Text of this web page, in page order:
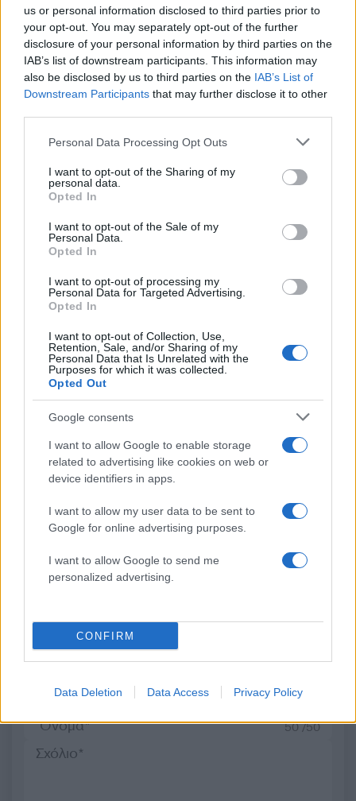
us or personal information disclosed to third parties prior to
your opt-out. You may separately opt-out of the further
disclosure of your personal information by third parties on the
IAB’s list of downstream participants. This information may
also be disclosed by us to third parties on the IAB’s List of
Downstream Participants that may further disclose it to other
Please note that this website/app uses one or more Google
not limited to your visit or usage behaviour. You may click to
grant or deny consent to Google and its third-party tags to
use your data for below specified purposes in below Google
consent section.
Personal Data Processing Opt Outs
I want to opt-out of the Sharing of my
personal data.
Opted In
I want to opt-out of the Sale of my
Personal Data.
Opted In
I want to opt-out of processing my
Personal Data for Targeted Advertising.
Opted In
I want to opt-out of Collection, Use,
Retention, Sale, and/or Sharing of my
Personal Data that Is Unrelated with the
Purposes for which it was collected.
Opted Out
Google consents
I want to allow Google to enable storage
related to advertising like cookies on web or
device identifiers in apps.
I want to allow my user data to be sent to
Google for online advertising purposes.
I want to allow Google to send me
personalized advertising.
CONFIRM
Data Deletion Data Access Privacy Policy
Ρεπορτάζ: Κώστας Στάμου
ΔΙΑΦΗΜΙΣΗ
Σχόλια
50 /50
Αν τα χάσατε
Marfin: Απολογείται
σήμερα η 46χρονη που
Η μεταγωγή στην Ελλάδα
και τα στοιχεία που την
εμπλέκουν
Προσωρινά
πάρκου για τη φωτιά
Πόρτο Γερμενό και